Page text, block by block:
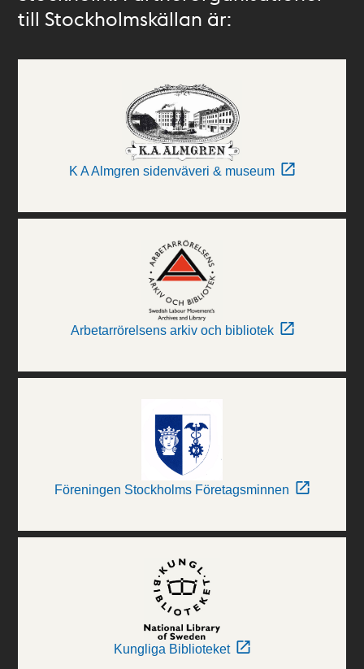
till Stockholmskällan är:
K A Almgren sidenväveri & museum
Arbetarrörelsens arkiv och bibliotek
Föreningen Stockholms Företagsminnen
Kungliga Biblioteket